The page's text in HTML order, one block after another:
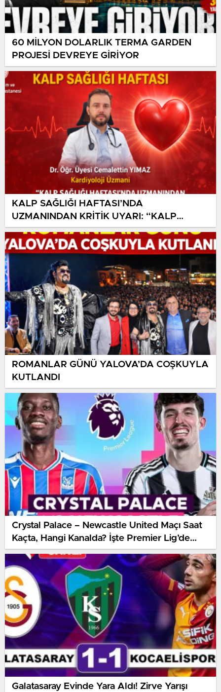
60 MİLYON DOLARLIK TERMA GARDEN
PROJESİ DEVREYE GİRİYOR
KALP SAĞLIĞI HAFTASI’NDA
UZMANINDAN KRİTİK UYARI: “KALP
HASTALIKLARI ÖNLENEBİLİR”
ROMANLAR GÜNÜ YALOVA’DA COŞKUYLA
KUTLANDI
Crystal Palace – Newcastle United Maçı Saat
Kaçta, Hangi Kanalda? İşte Premier Lig’de
Haftanın Kritik Randevusu
Galatasaray Evinde Yara Aldı! Zirve Yarışı